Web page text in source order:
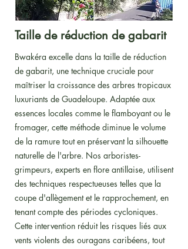
Taille de réduction de gabarit
Bwakéra excelle dans la taille de réduction
de gabarit, une technique cruciale pour
maîtriser la croissance des arbres tropicaux
luxuriants de Guadeloupe. Adaptée aux
essences locales comme le flamboyant ou le
fromager, cette méthode diminue le volume
de la ramure tout en préservant la silhouette
naturelle de l'arbre. Nos arboristes-
grimpeurs, experts en flore antillaise, utilisent
des techniques respectueuses telles que la
coupe d'allègement et le rapprochement, en
tenant compte des périodes cycloniques.
Cette intervention réduit les risques liés aux
vents violents des ouragans caribéens, tout